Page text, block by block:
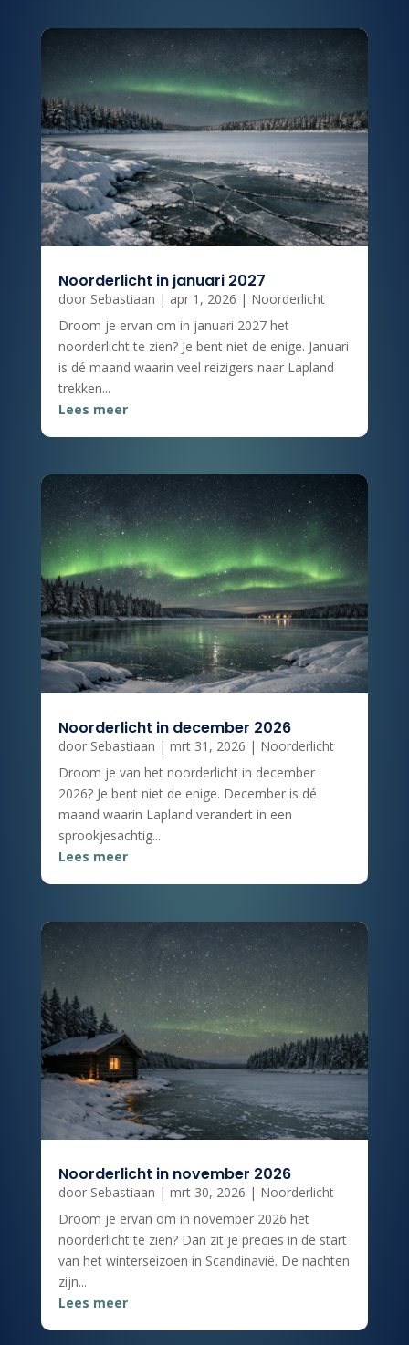
Noorderlicht in januari 2027
door Sebastiaan | apr 1, 2026 | Noorderlicht
Droom je ervan om in januari 2027 het
noorderlicht te zien? Je bent niet de enige. Januari
is dé maand waarin veel reizigers naar Lapland
trekken...
Lees meer
Noorderlicht in december 2026
door Sebastiaan | mrt 31, 2026 | Noorderlicht
Droom je van het noorderlicht in december
2026? Je bent niet de enige. December is dé
maand waarin Lapland verandert in een
sprookjesachtig...
Lees meer
Noorderlicht in november 2026
door Sebastiaan | mrt 30, 2026 | Noorderlicht
Droom je ervan om in november 2026 het
noorderlicht te zien? Dan zit je precies in de start
van het winterseizoen in Scandinavië. De nachten
zijn...
Lees meer